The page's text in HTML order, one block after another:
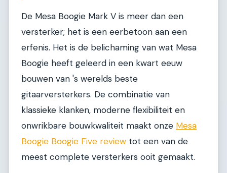
De Mesa Boogie Mark V is meer dan een
versterker; het is een eerbetoon aan een
erfenis. Het is de belichaming van wat Mesa
Boogie heeft geleerd in een kwart eeuw
bouwen van 's werelds beste
gitaarversterkers. De combinatie van
klassieke klanken, moderne flexibiliteit en
onwrikbare bouwkwaliteit maakt onze Mesa
Boogie Boogie Five review tot een van de
meest complete versterkers ooit gemaakt.